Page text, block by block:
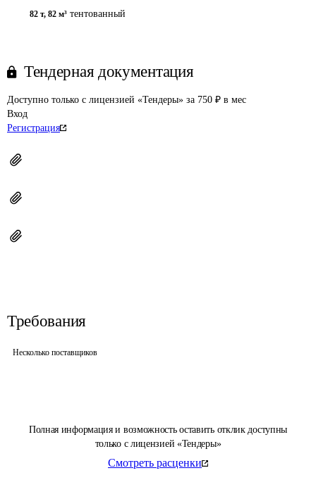
Полная информация и возможность оставить отклик доступны
только с лицензией «Тендеры»
Смотреть расценки
82 т, 82 м³ тентованный
Тендерная документация
Доступно только с лицензией «Тендеры» за 750 ₽ в мес
Вход
Регистрация
Требования
Несколько поставщиков